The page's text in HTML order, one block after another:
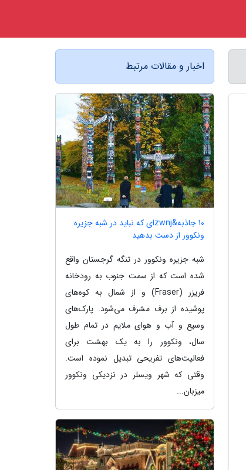
اخبار و مقالات مرتبط
10 جاذبه&zwnjای که نباید در شبه جزیره
ونکوور از دست بدهید
شبه جزیره ونکوور در تنگه گرجستان واقع
شده است که از سمت جنوب به رودخانه
فریزر (Fraser) و از شمال به کوه‌های
پوشیده از برف مشرف می‌شود. پارک‌های
وسیع و آب و هوای ملایم در تمام طول
سال، ونکوور را به یک بهشت برای
فعالیت‌های تفریحی تبدیل نموده است.
وقتی که شهر ویسلر در نزدیکی ونکوور
میزبان...